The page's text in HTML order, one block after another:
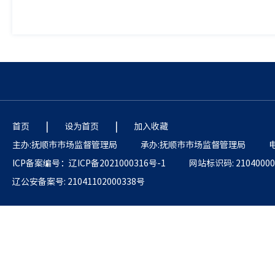
首页 | 设为首页 |
加入收藏
主办:抚顺市市场监督管理局
承办:抚顺市市场监督管理局
ICP备案编号：辽ICP备2021000316号-1
网站标识码:
辽公安备案号: 21041102000338号